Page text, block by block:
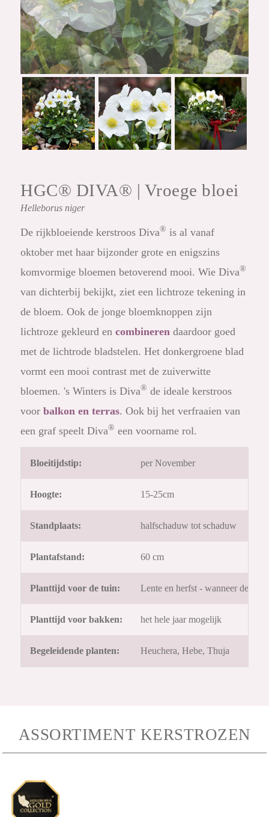
HGC® DIVA® | Vroege bloei
Helleborusniger
De rijkbloeiende kerstroos Diva® is al vanaf
oktober met haar bijzonder grote en enigszins
komvormige bloemen betoverend mooi. Wie Diva®
van dichterbij bekijkt, ziet een lichtroze tekening in
de bloem. Ook de jonge bloemknoppen zijn
lichtroze gekleurd encombineren daardoor goed
met de lichtrode bladstelen. Het donkergroene blad
vormt een mooi contrast met de zuiverwitte
bloemen. 's Winters is Diva® de ideale kerstroos
voor balkon en terras. Ook bij het verfraaien van
een graf speelt Diva® een voorname rol.
Bloeitijdstip: per November
Hoogte: 15-25cm
Standplaats: halfschaduw tot schaduw
Plantafstand: 60 cm
Planttijd voor de tuin: Lente en herfst - wanneer de
Planttijd voor bakken: het hele jaar mogelijk
Begeleidende planten: Heuchera, Hebe, Thuja
ASSORTIMENT KERSTROZEN